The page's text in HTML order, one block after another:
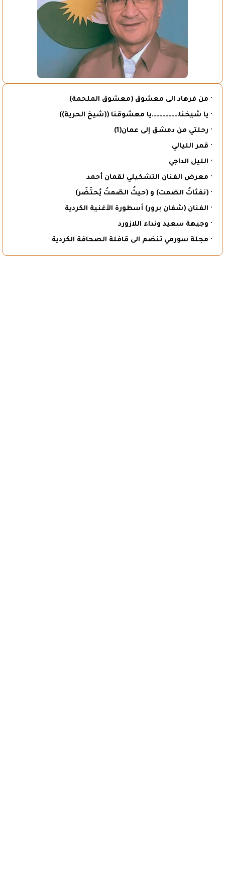
· من فرهاد الى معشوق (معشوق الملحمة)
· يا شيخنا………………يا معشوقنا ((شيخ الحرية))
· رحلتي من دمشق إلى عمان(1)
· قمر الليالي
· الليل الداجي
· معرض الفنان التشكيلي لقمان أحمد
· (نفثاتُ الصّمت) و (حيثُ الصّمتُ يُحتَضَر)
· الفنان (شفان برور) أسطورة الأغنية الكردية
· وجيهة سعيد ونداء اللازورد
· مجلة سورمي تنضم الى قافلة الصحافة الكردية